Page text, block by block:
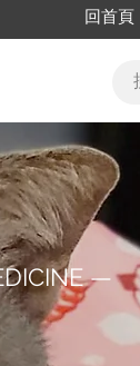
回首頁
—